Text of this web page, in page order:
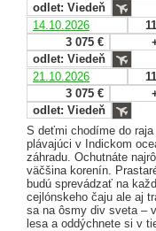
odlet: Viedeň
14.10.2026
3 075 €
odlet: Viedeň
21.10.2026
3 075 €
odlet: Viedeň
S deťmi chodíme do
plávajúci v Indickom
záhradu. Ochutnáte
väčšina korenín.
budú sprevádzať na
cejlónskeho čaju ale aj
sa na ôsmy div sveta –
lesa a oddýchnete si v